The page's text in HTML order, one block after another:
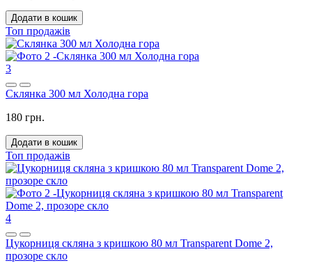
Додати в кошик
Топ продажів
3
Склянка 300 мл Холодна гора
180 грн.
Додати в кошик
Топ продажів
4
Цукорниця скляна з кришкою 80 мл Transparent Dome 2,
прозоре скло